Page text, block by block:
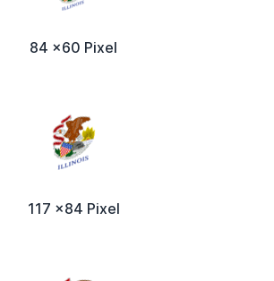
84 x60 Pixel
117 x84 Pixel